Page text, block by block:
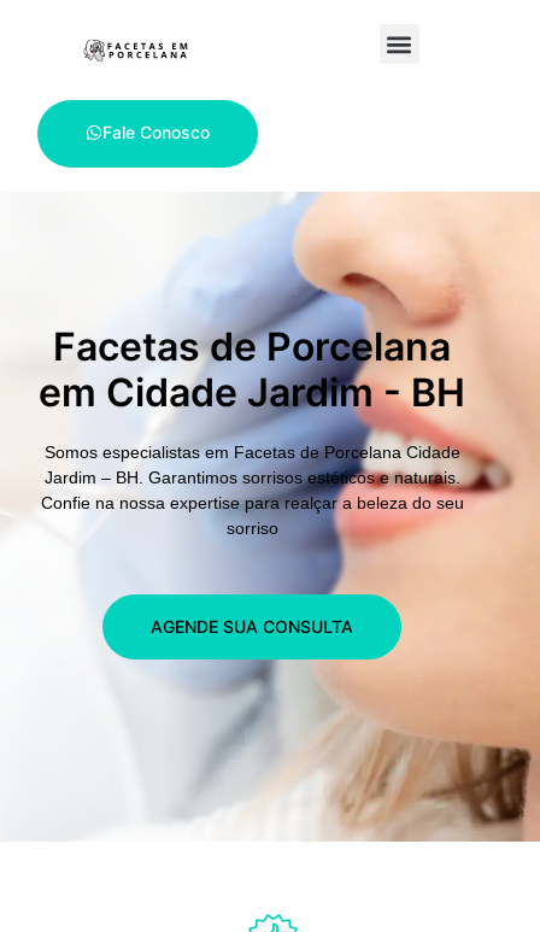
Fale Conosco
Facetas de Porcelana
em Cidade Jardim - BH
Somos especialistas em Facetas de Porcelana Cidade
Jardim – BH. Garantimos sorrisos estéticos e naturais.
Confie na nossa expertise para realçar a beleza do seu
sorriso
AGENDE SUA CONSULTA